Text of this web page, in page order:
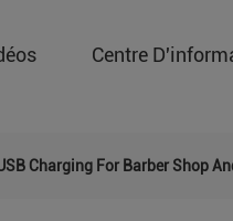
Centre
Charging For Barber Shop